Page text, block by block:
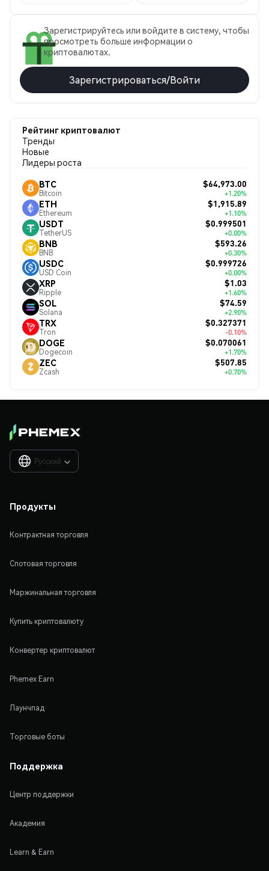
Зарегистрируйтесь или войдите в систему, чтобы
просмотреть больше информации о
криптовалютах.
Зарегистрироваться/Войти
Рейтинг криптовалют
Тренды
Новые
Лидеры роста
BTC
Bitcoin
$64,973.00
+1.20%
ETH
Ethereum
$1,915.89
+1.10%
USDT
TetherUS
$0.999501
+0.00%
BNB
BNB
$593.26
+0.30%
USDC
USD Coin
$0.999726
+0.00%
XRP
Ripple
$1.03
+1.60%
SOL
Solana
$74.59
+2.90%
TRX
Tron
$0.327371
-0.10%
DOGE
Dogecoin
$0.070061
+1.70%
ZEC
Zcash
$507.85
+0.70%
Русский 
Продукты
Контрактная торговля
Спотовая торговля
Маржинальная торговля
Купить криптовалюту
Конвертер криптовалют
Phemex Earn
Лаунчпад
Торговые боты
Поддержка
Центр поддержки
Академия
Learn & Earn